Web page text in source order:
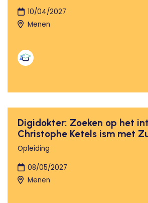
10/04/2027
Menen
Digidokter: Zoeken op het
Christophe Ketels ism met
Opleiding
08/05/2027
Menen